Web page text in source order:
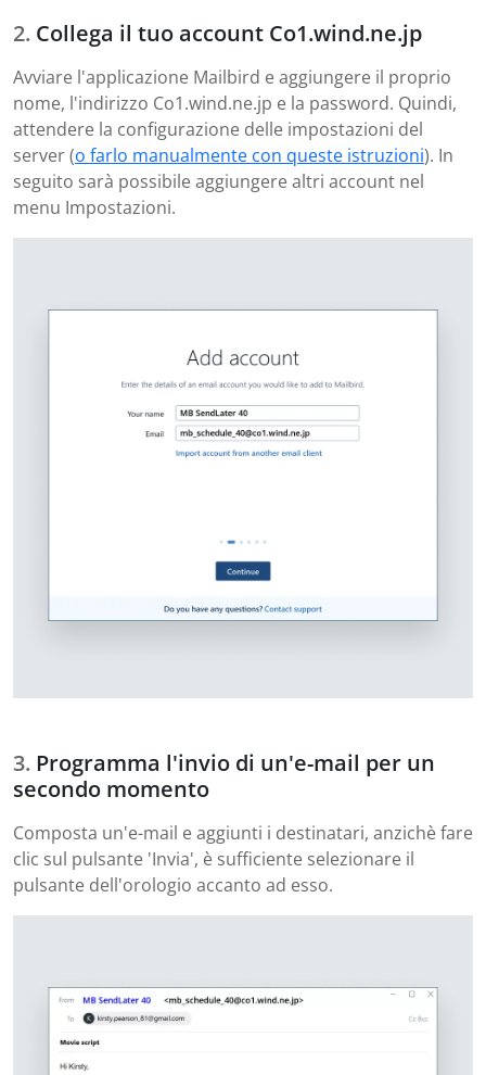
Collega il tuo account Co1.wind.ne.jp
Avviare l'applicazione Mailbird e aggiungere il proprio
nome, l'indirizzo Co1.wind.ne.jp e la password. Quindi,
attendere la configurazione delle impostazioni del
server (o farlo manualmente con queste istruzioni). In
seguito sarà possibile aggiungere altri account nel
menu Impostazioni.
Programma l'invio di un'e-mail per un
secondo momento
Composta un'e-mail e aggiunti i destinatari, anzichè fare
clic sul pulsante 'Invia', è sufficiente selezionare il
pulsante dell'orologio accanto ad esso.